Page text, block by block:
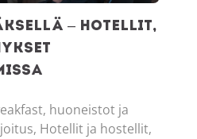
– hotellit,
huoneistot ja
Hotellit ja hostellit,